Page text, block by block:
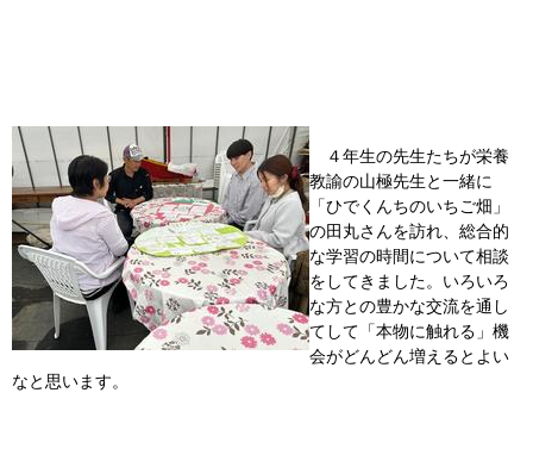
４年生の先生たちが栄養
教諭の山極先生と一緒に
「ひでくんちのいちご畑」
の田丸さんを訪れ、総合的
な学習の時間について相談
をしてきました。いろいろ
な方との豊かな交流を通し
てして「本物に触れる」機
会がどんどん増えるとよい
なと思います。